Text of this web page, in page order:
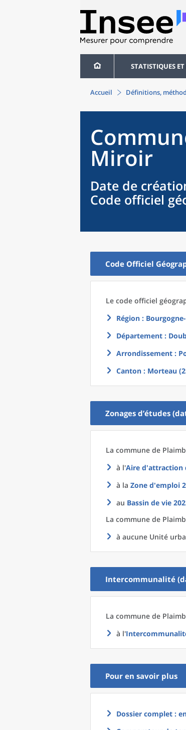
STATISTIQUES
Accueil Définitions,
Miroir
Date de
Code officiel
Code Officiel
Le code officiel
Région :
Département :
Arrondissement :
Canton : Morteau
Zonages d’études
La commune de
à l'Aire d'attraction
à la Zone d'emploi
au Bassin de vie
La commune de
à aucune Unité
Intercommunalité
La commune de
à l'
Pour en savoir plus
Dossier complet :